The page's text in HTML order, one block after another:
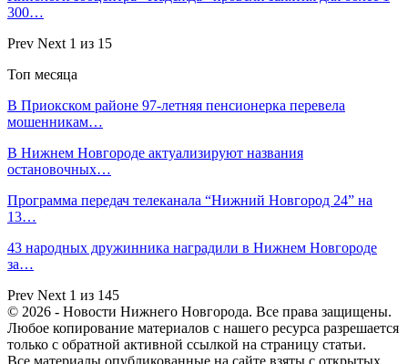
300…
Prev Next 1 из 15
Топ месяца
В Приокском районе 97-летняя пенсионерка перевела
мошенникам…
В Нижнем Новгороде актуализируют названия
остановочных…
Программа передач телеканала “Нижний Новгород 24” на
13…
43 народных дружинника наградили в Нижнем Новгороде
за…
Prev Next 1 из 145
© 2026 - Новости Нижнего Новгорода. Все права защищены.
Любое копирование материалов с нашего ресурса разрешается
только с обратной активной ссылкой на страницу статьи.
Все материалы опубликованные на сайте взяты с открытых